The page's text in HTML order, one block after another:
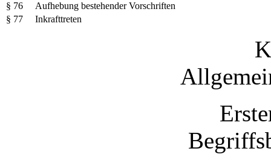
§ 76
Aufhebung bestehender Vorschriften
§ 77
Inkrafttreten